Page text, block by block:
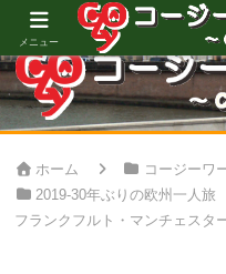
心地良い
ホーム コージーワ
2019-30年ぶりの欧州一人旅
フランクフルト・マンチェスタ
メニュー